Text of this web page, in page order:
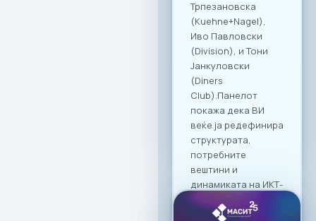
корпоративна
култура и
професионално
дружење во
Македонија.
19. 03. 2026г.
Прочитај
повеќе